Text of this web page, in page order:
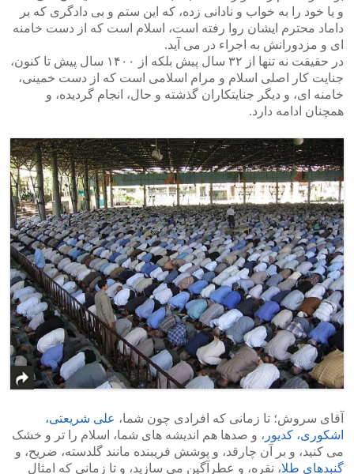
و یا خود را به خواب و نادانی زده، که این ستم و بی دادگری که بر
داماد محترم ایشان روا رفته است، اسلام است که از دست خامنه
ای و مزدورانش به اجراء در می آید.
در حقیقت نه تنها از ۳۲ سال پیش بلکه از ۱۴۰۰ سال پیش تا کنون،
جنایت کار اصلی اسلام و مرام اسلامی است که از دست خمینی،
خامنه ای، و دیگر جنایتکاران گذشته و حال، انجام گردیده، و
همچنان ادامه دارد.
آقای سروش؛ تا زمانی که افرادی چون شما، علی شریعتی،
اشکوری، کدیور ، و صدها هم اندیشه های شما، اسلام را تر و خشک
می کنید، و بر آن چارقد، و پوشش فریبنده مانند گلدسته، ضریح، و
گنبدهای طلا، نقره، و عطرآگین می سازید، و تا زمانی که امثال